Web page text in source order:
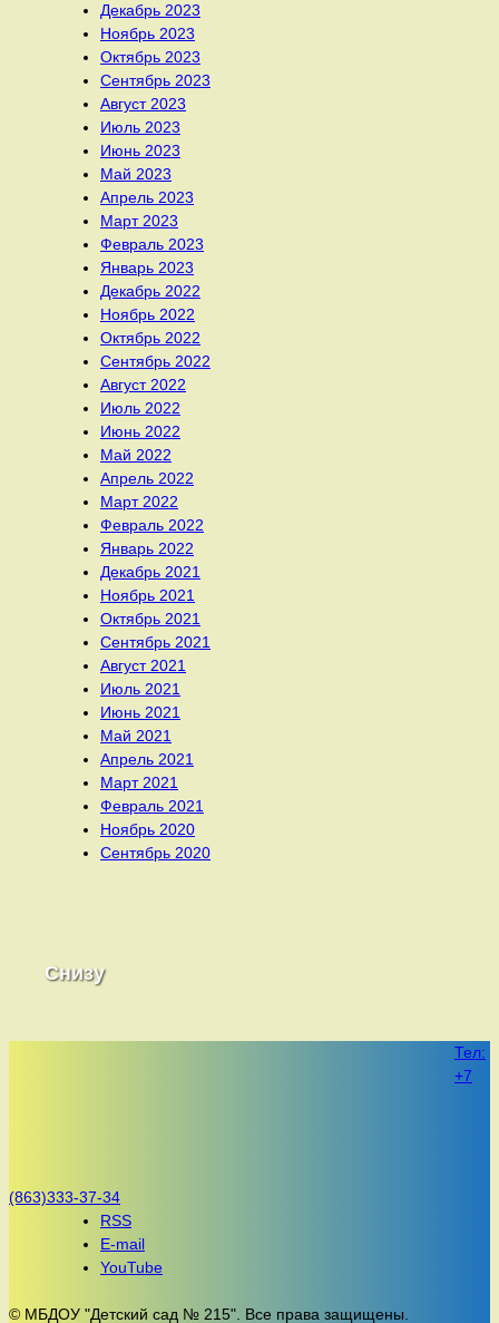
Декабрь 2023
Ноябрь 2023
Октябрь 2023
Сентябрь 2023
Август 2023
Июль 2023
Июнь 2023
Май 2023
Апрель 2023
Март 2023
Февраль 2023
Январь 2023
Декабрь 2022
Ноябрь 2022
Октябрь 2022
Сентябрь 2022
Август 2022
Июль 2022
Июнь 2022
Май 2022
Апрель 2022
Март 2022
Февраль 2022
Январь 2022
Декабрь 2021
Ноябрь 2021
Октябрь 2021
Сентябрь 2021
Август 2021
Июль 2021
Июнь 2021
Май 2021
Апрель 2021
Март 2021
Февраль 2021
Ноябрь 2020
Сентябрь 2020
Снизу
Тел:
+7
(863)333-37-34
RSS
E-mail
YouTube
© МБДОУ "Детский сад № 215". Все права защищены.